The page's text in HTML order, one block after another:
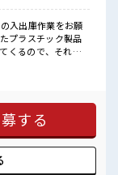
入出庫作業をお願
プラスチック製品
くるので、それを
乗せていただく作
シ！ 制服があると
だけど自分にもで
不安だけど、 しっ
キルUP・ステップ
事をご提案≫ 一人で
の雰囲
する